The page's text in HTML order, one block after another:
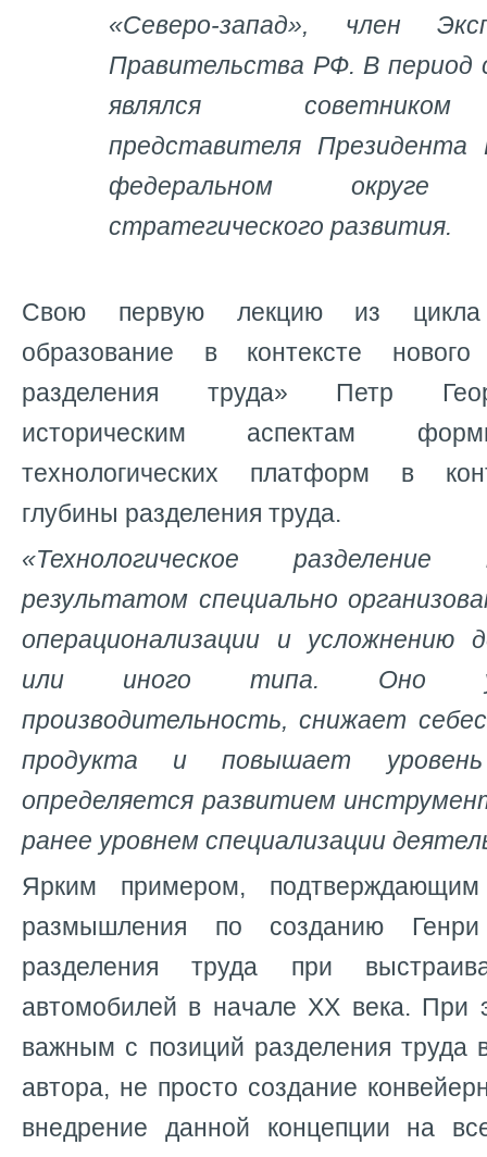
«Северо-запад», член
Правительства РФ. В период
являлся советником
представителя
федеральном
стратегического развития.
Свою первую лекцию из цикла
образование в контексте нового
разделения труда» Петр
историческим аспектам
технологических платформ в
глубины разделения труда.
«Технологическое
результатом специально
операционализации и усложнению
или иного типа. Оно
производительность, снижает
продукта и повышает
определяется развитием
ранее уровнем специализации
Ярким примером,
размышления по созданию
разделения труда при
автомобилей в начале XX века. При
важным с позиций разделения труда
автора, не просто создание
внедрение данной концепции на